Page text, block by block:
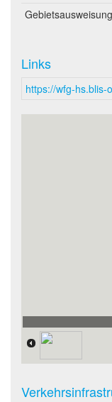
Gebietsausweisung
Links
https://wfg-hs.blis-